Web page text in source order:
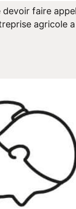
devoir faire
agricole